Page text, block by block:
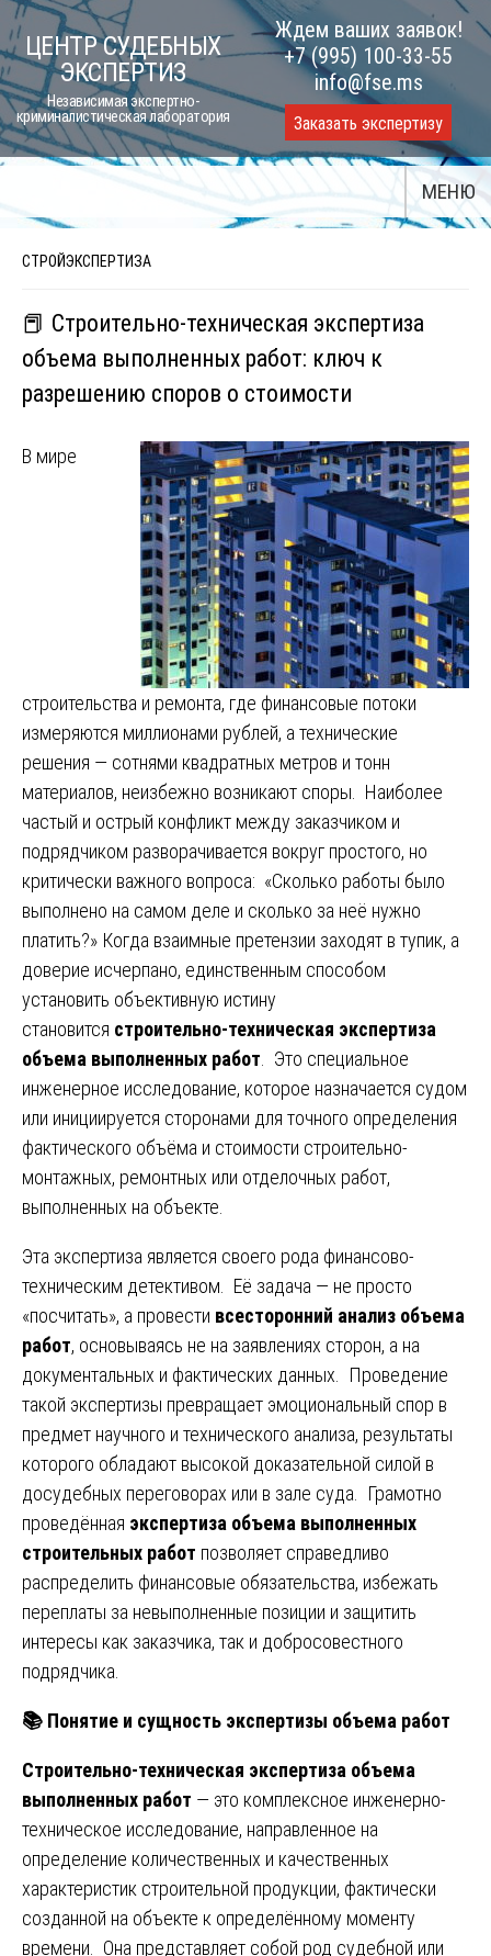
Skip
to
content
ЦЕНТР СУДЕБНЫХ
ЭКСПЕРТИЗ
Независимая экспертно-
криминалистическая лаборатория
Ждем ваших заявок!
+7 (995) 100-33-55
info@fse.ms
Заказать экспертизу
МЕНЮ
СТРОЙЭКСПЕРТИЗА
📕 Строительно-техническая экспертиза
объема выполненных работ: ключ к
разрешению споров о стоимости
В мире
строительства и ремонта, где финансовые потоки
измеряются миллионами рублей, а технические
решения — сотнями квадратных метров и тонн
материалов, неизбежно возникают споры. Наиболее
частый и острый конфликт между заказчиком и
подрядчиком разворачивается вокруг простого, но
критически важного вопроса: «Сколько работы было
выполнено на самом деле и сколько за неё нужно
платить?» Когда взаимные претензии заходят в тупик, а
доверие исчерпано, единственным способом
установить объективную истину
становится строительно-техническая экспертиза
объема выполненных работ . Это специальное
инженерное исследование, которое назначается судом
или инициируется сторонами для точного определения
фактического объёма и стоимости строительно-
монтажных, ремонтных или отделочных работ,
выполненных на объекте.
Эта экспертиза является своего рода финансово-
техническим детективом. Её задача — не просто
«посчитать», а провести всесторонний анализ объема
работ, основываясь не на заявлениях сторон, а на
документальных и фактических данных. Проведение
такой экспертизы превращает эмоциональный спор в
предмет научного и технического анализа, результаты
которого обладают высокой доказательной силой в
досудебных переговорах или в зале суда. Грамотно
проведённая экспертиза объема выполненных
строительных работ позволяет справедливо
распределить финансовые обязательства, избежать
переплаты за невыполненные позиции и защитить
интересы как заказчика, так и добросовестного
подрядчика.
📚 Понятие и сущность экспертизы объема работ
Строительно-техническая экспертиза объема
выполненных работ — это комплексное инженерно-
техническое исследование, направленное на
определение количественных и качественных
характеристик строительной продукции, фактически
созданной на объекте к определённому моменту
времени. Она представляет собой род судебной или